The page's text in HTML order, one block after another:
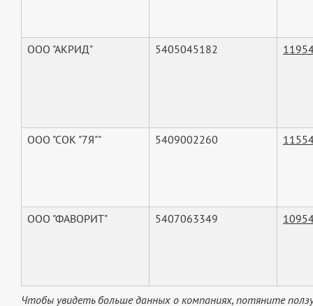
ООО "АКРИД" 5405045182
ООО "СОК "7Я"" 5409002260
ООО "ФАВОРИТ" 5407063349
Чтобы увидеть больше данных о компаниях, потяните